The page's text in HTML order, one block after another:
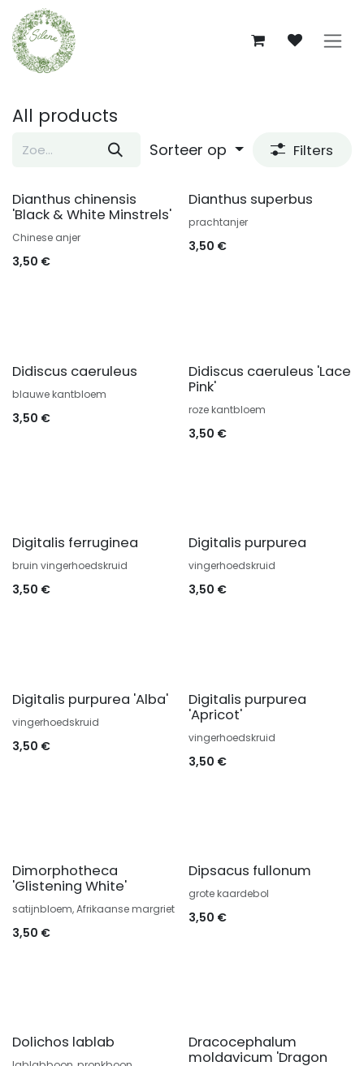
Overslaan naar inhoud
All products
Sorteer op Filters
Dianthus chinensis
'Black & White Minstrels'
Chinese anjer
3,50 €
Dianthus superbus
prachtanjer
3,50 €
Didiscus caeruleus
blauwe kantbloem
3,50 €
Didiscus caeruleus 'Lace
Pink'
roze kantbloem
3,50 €
Digitalis ferruginea
bruin vingerhoedskruid
3,50 €
Digitalis purpurea
vingerhoedskruid
3,50 €
Digitalis purpurea 'Alba'
vingerhoedskruid
3,50 €
Digitalis purpurea
'Apricot'
vingerhoedskruid
3,50 €
Dimorphotheca
'Glistening White'
satijnbloem, Afrikaanse margriet
3,50 €
Dipsacus fullonum
grote kaardebol
3,50 €
Dolichos lablab
Dracocephalum
moldavicum 'Dragon